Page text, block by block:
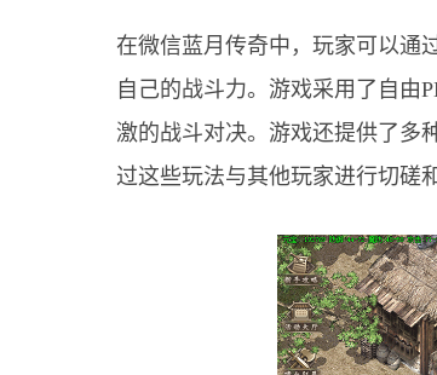
在微信蓝月传奇中，玩家可以通
自己的战斗力。游戏采用了自由
激的战斗对决。游戏还提供了多
过这些玩法与其他玩家进行切磋